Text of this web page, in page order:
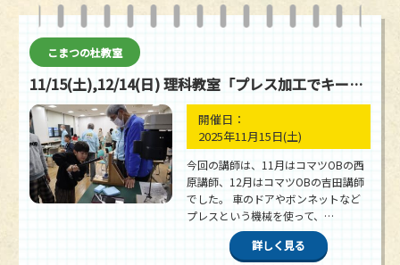
こまつの杜教室
11/15(土),12/14(日) 理科教室「プレス加工でキーホルダーを作ろう」
開催日：
2025年11月15日(土)
今回の講師は、11月はコマツOBの西
原講師、12月はコマツOBの吉田講師
でした。 車のドアやボンネットなど
プレスという機械を使って、…
詳しく見る